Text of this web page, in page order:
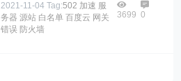
2021-11-04 Tag:502 加速 服
务器 源站 白名单 百度云 网关
错误 防火墙
3699 0